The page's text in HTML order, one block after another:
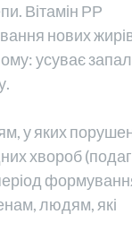
Вітамін РР
нових
усуває
у яких
хвороб
період
людям, які